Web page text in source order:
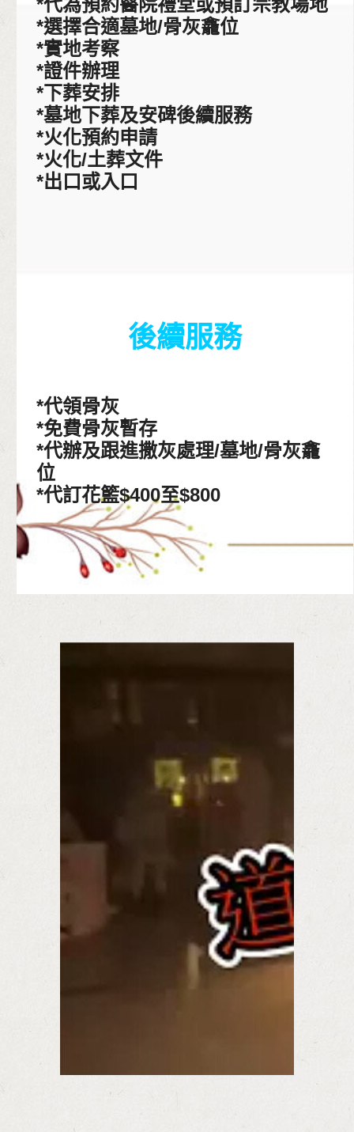
*代為預約醫院禮堂或預訂宗教場地
*選擇合適墓地/骨灰龕位
*實地考察
*證件辦理
*下葬安排
*墓地下葬及安碑後續服務
*火化預約申請
*火化/土葬文件
*出口或入口
後續服務
*代領骨灰
*免費骨灰暫存
*代辦及跟進撒灰處理/墓地/骨灰龕
位
*代訂花籃$400至$800